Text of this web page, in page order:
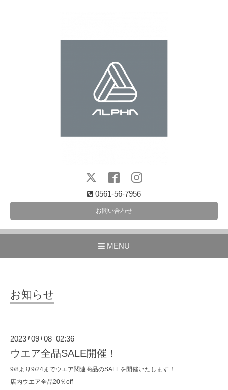
0561-56-7956
お問い合わせ
MENU
お知らせ
2023 / 09 / 08 02:36
ウエア全品SALE 開催！
9/8より9/24までウエア関連商品のSALEを開催いたします！
店内ウエア全品20％off